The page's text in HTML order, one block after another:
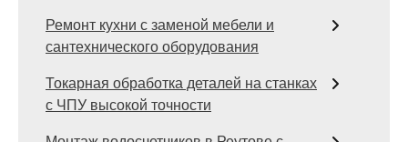
Ремонт кухни с заменой мебели и
сантехнического оборудования
Токарная обработка деталей на станках
с ЧПУ высокой точности